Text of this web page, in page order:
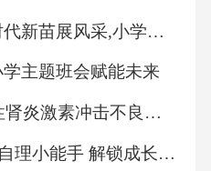
年。六、争议解决1.
、履行、解释及争议
行本协议过程中如发生
商解决；协商不成
传统美德传佳话时代新苗展风采,小学主题班会课件
主题班会赋能未来
（2026年）狼疮性肾炎激素冲击不良反应护理查房课件
2026 年秋季开学 自理小能手 解锁成长新技能